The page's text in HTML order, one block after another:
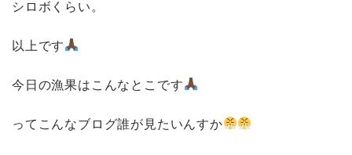
シロボくらい。
以上です
今日の漁果はこんなとこです
ってこんなブログ誰が見たいんすか